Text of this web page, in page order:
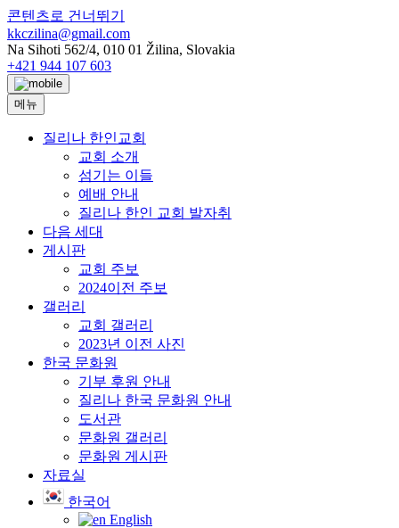
콘텐츠로 건너뛰기
kkczilina@gmail.com
Na Sihoti 562/4, 010 01 Žilina, Slovakia
+421 944 107 603
메뉴
질리나 한인교회
교회 소개
섬기는 이들
예배 안내
질리나 한인 교회 발자취
다음 세대
게시판
교회 주보
2024이전 주보
갤러리
교회 갤러리
2023년 이전 사진
한국 문화원
기부 후원 안내
질리나 한국 문화원 안내
도서관
문화원 갤러리
문화원 게시판
자료실
한국어
English